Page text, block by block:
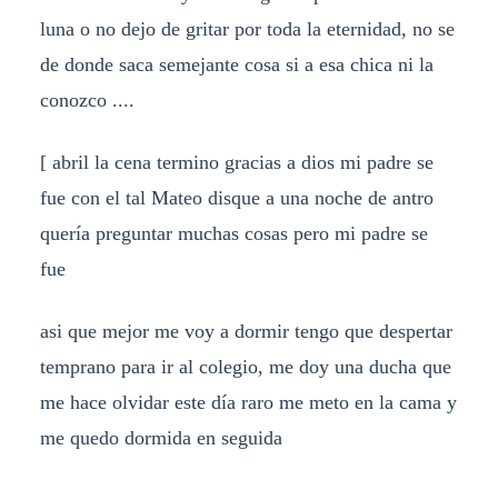
luna o no dejo de gritar por toda la eternidad, no se
de donde saca semejante cosa si a esa chica ni la
conozco ....
[ abril la cena termino gracias a dios mi padre se
fue con el tal Mateo disque a una noche de antro
quería preguntar muchas cosas pero mi padre se
fue
asi que mejor me voy a dormir tengo que despertar
temprano para ir al colegio, me doy una ducha que
me hace olvidar este día raro me meto en la cama y
me quedo dormida en seguida